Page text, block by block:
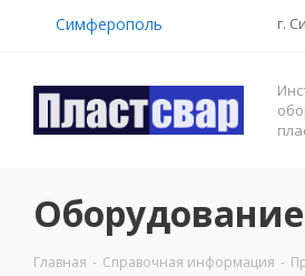
Симферополь г.
Главная - Справочная информация -